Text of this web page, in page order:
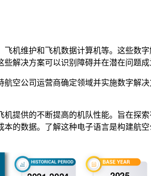
机维护和飞机数据计算机等。这些数
解决方案可以识别障碍并在潜在问题成
空公司运营商确定领域并实施数字解
提供的不断提高的机队性能。旨在探
的数据。了解这种电子语言是构建航